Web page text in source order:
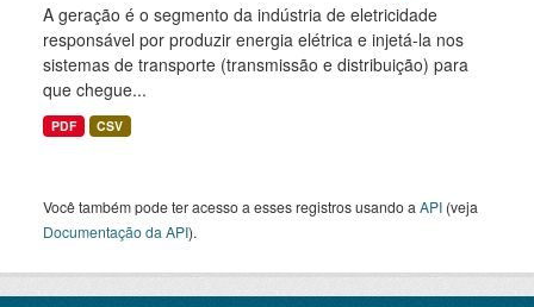
A geração é o segmento da indústria de eletricidade
responsável por produzir energia elétrica e injetá-la nos
sistemas de transporte (transmissão e distribuição) para
que chegue...
PDF CSV
Você também pode ter acesso a esses registros usando a API (veja
Documentação da API).